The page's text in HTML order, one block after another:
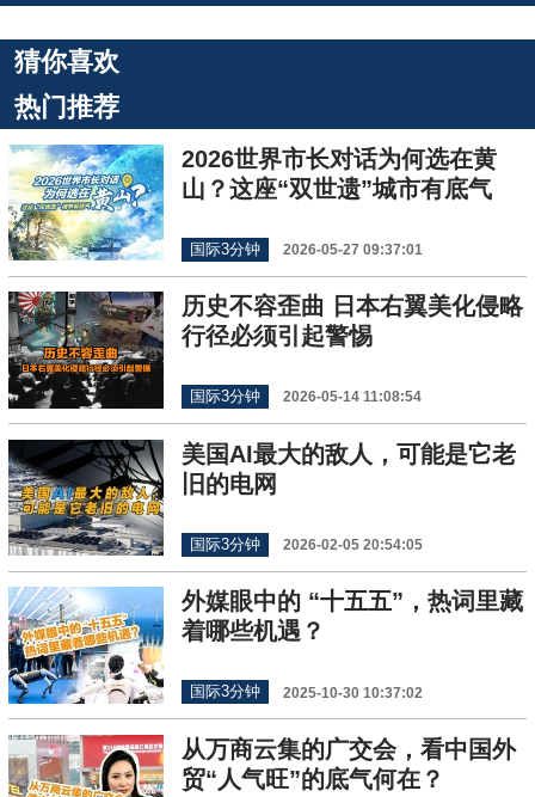
猜你喜欢
热门推荐
2026世界市长对话为何选在黄
山？这座“双世遗”城市有底气
国际3分钟 2026-05-27 09:37:01
历史不容歪曲 日本右翼美化侵略
行径必须引起警惕
国际3分钟 2026-05-14 11:08:54
美国AI最大的敌人，可能是它老
旧的电网
国际3分钟 2026-02-05 20:54:05
外媒眼中的 “十五五”，热词里藏
着哪些机遇？
国际3分钟 2025-10-30 10:37:02
从万商云集的广交会，看中国外
贸“人气旺”的底气何在？